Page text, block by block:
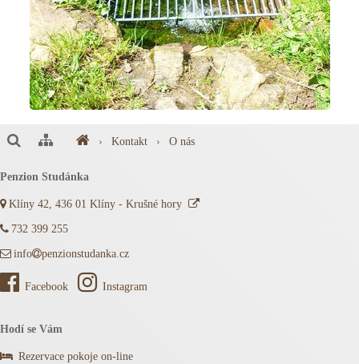
› Kontakt › O nás
Penzion Studánka
Klíny 42, 436 01 Klíny - Krušné hory
732 399 255
info penzionstudanka.cz
Facebook Instagram
Hodí se Vám
Rezervace pokoje on-line